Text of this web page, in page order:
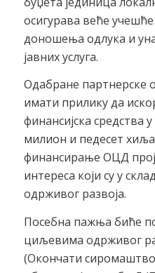
осигурава веће
доношења одлука и
јавних услуга.
Одабране партнерске
имати прилику да
финансијска средства
милион и педесет
финансирање ОЦД
интереса који су у
одрживог развоја.
Посебна пажња биће
циљевима одрживог
(Окончати